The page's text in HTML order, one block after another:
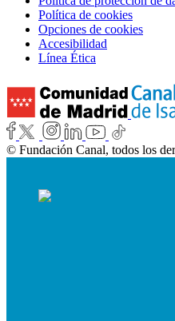
Política de cookies
Opciones de cookies
Accesibilidad
Línea Ética
© Fundación Canal, todos los